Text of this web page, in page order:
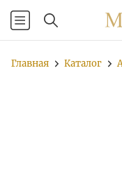
Главная Каталог